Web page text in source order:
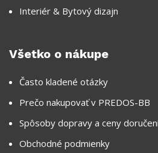
Interiér & Bytový dizajn
Všetko o nákupe
Často kladené otázky
Prečo nakupovať v PREDOS-BB
Spôsoby dopravy a ceny
Obchodné podmienky